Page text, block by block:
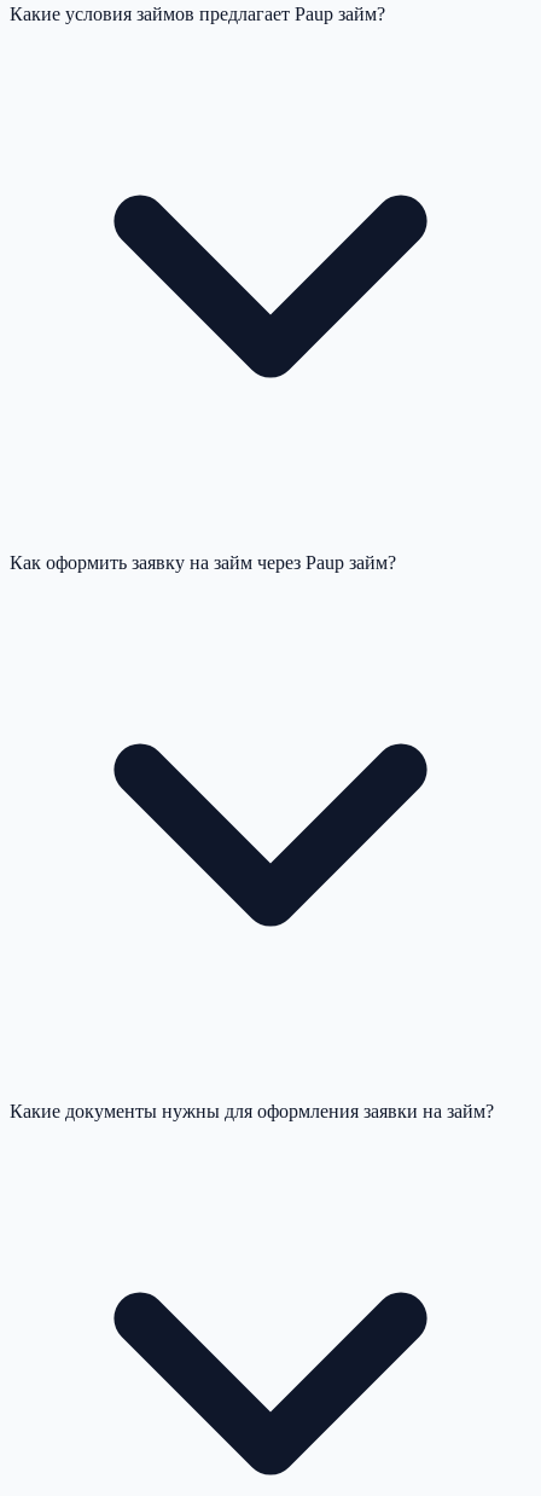
Какие условия займов предлагает Paup займ?
Как оформить заявку на займ через Paup займ?
Какие документы нужны для оформления заявки на займ?